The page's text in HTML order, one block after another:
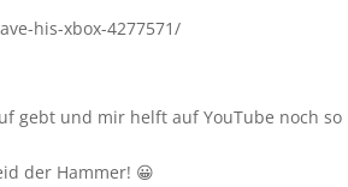
his-xbox-4277571/
gebt und mir helft auf YouTube noch so
der Hammer! 😀